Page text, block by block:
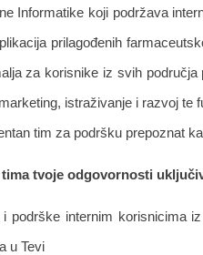
Informatike koji podržava
prilagođenih
za korisnike iz svih područja
istraživanje i razvoj te
tim za podršku prepoznat
tvoje odgovornosti
i podrške internim korisnicima
u Tevi